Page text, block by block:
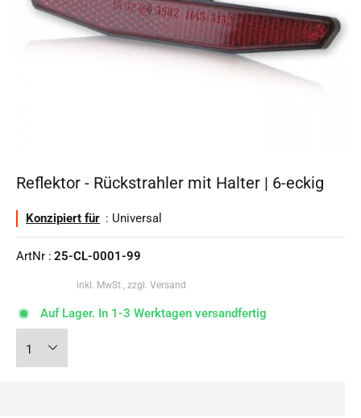
Reflektor - Rückstrahler mit Halter | 6-eckig
Konzipiert für : Universal
ArtNr : 25-CL-0001-99
inkl. MwSt., zzgl. Versand
Auf Lager. In 1-3 Werktagen versandfertig